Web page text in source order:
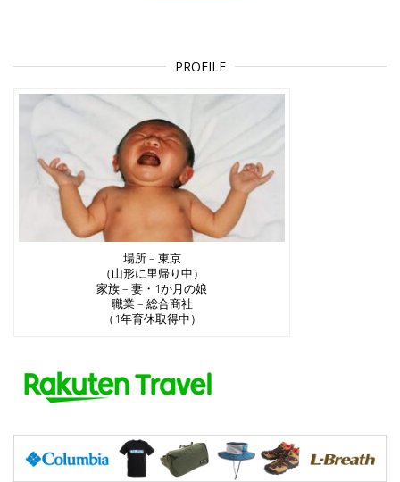
PROFILE
場所 – 東京
（山形に里帰り中）
家族 – 妻・1か月の娘
職業 – 総合商社
（1年育休取得中）